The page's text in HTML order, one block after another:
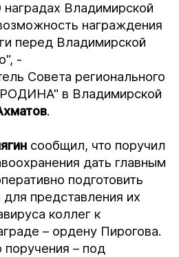
наградах Владимирской
награждения
перед Владимирской
-
Совета регионального
в Владимирской
.
сообщил, что поручил
дать главным
подготовить
представления их
коллег к
– ордену Пирогова.
– под